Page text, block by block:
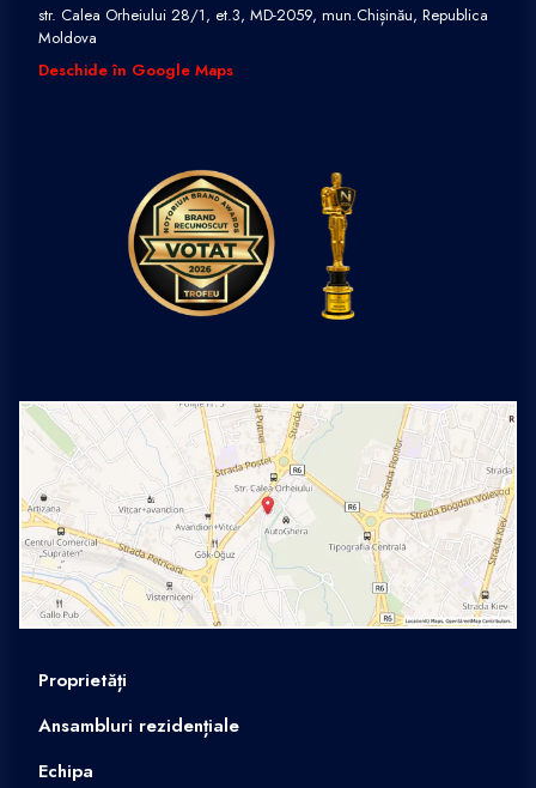
str. Calea Orheiului 28/1, et.3, MD-2059, mun.Chișinău, Republica
Moldova
Deschide în Google Maps
Proprietăți
Ansambluri rezidențiale
Echipa